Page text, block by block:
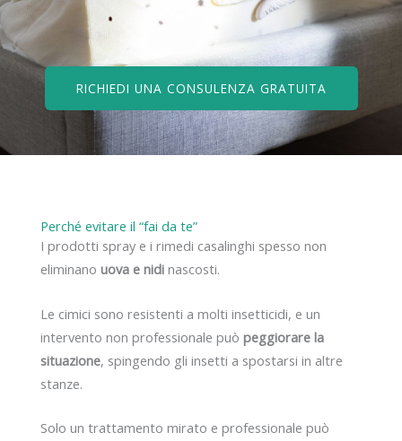
RICHIEDI UNA CONSULENZA GRATUITA
Perché evitare il “fai da te”
I prodotti spray e i rimedi casalinghi spesso non
eliminano uova e nidi nascosti.
Le cimici sono resistenti a molti insetticidi, e un
intervento non professionale può peggiorare la
situazione, spingendo gli insetti a spostarsi in altre
stanze.
Solo un trattamento mirato e professionale può